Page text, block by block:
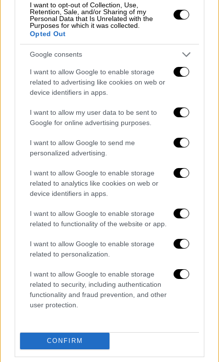
I want to opt-out of Collection, Use,
Retention, Sale, and/or Sharing of my
Personal Data that Is Unrelated with the
Purposes for which it was collected.
Opted Out
Google consents
I want to allow Google to enable storage
related to advertising like cookies on web or
device identifiers in apps.
I want to allow my user data to be sent to
Google for online advertising purposes.
I want to allow Google to send me
personalized advertising.
I want to allow Google to enable storage
related to analytics like cookies on web or
device identifiers in apps.
I want to allow Google to enable storage
related to functionality of the website or app.
I want to allow Google to enable storage
related to personalization.
I want to allow Google to enable storage
related to security, including authentication
functionality and fraud prevention, and other
user protection.
CONFIRM
τους επικεφαλής και το έργο τους. Οι
εργαζόμενοι λάμβαναν μηνιαίο μισθό
περίπου 800 ευρώ, μαζί με προμήθεια για
κάθε επιτυχημένο «συμβόλαιο», η οποία
καταβαλλόταν σε μετρητά και μέσω
τραπέζης.
Europol
Νέο «χτύπημα» στους ίδιους στόχους
Ως αποτέλεσμα αυτών των πρακτικών που
εφάρμοζαν, τα θύματα μετέφεραν σημαντικά
ξεπερνούν τα 50 εκατ. ευρώ. Οιδράστες
προχωρούσαν και σε επαναπροσέγγιση
θυμάτωνπου είχαν ήδη χάσει χρήματα μέσω
δήθεν υπηρεσίες ανάκτησης των κεφαλαίων
τους. Οσοι ενδιαφέρονταν, καλούνταν να
ανοίξουν λογαριασμούς σε πλατφόρμες